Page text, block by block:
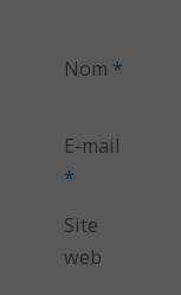
Nom *
E-mail
*
Site
web